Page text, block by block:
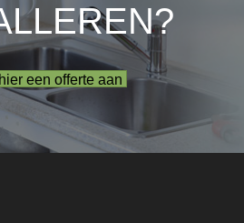
een offerte aan